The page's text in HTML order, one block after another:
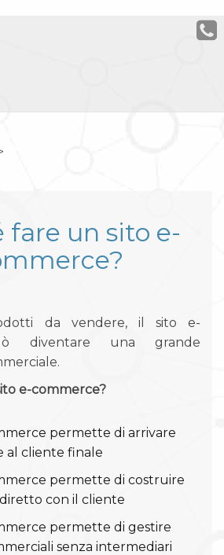
fare un sito e-
da vendere, il sito e-
diventare una grande
e-commerce?
permette di arrivare
al cliente finale
permette di costruire
con il cliente
permette di gestire
senza intermediari